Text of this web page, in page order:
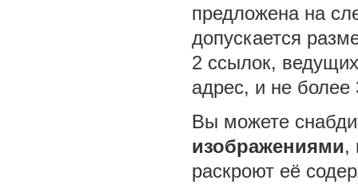
предложена на
допускается
2 ссылок,
адрес, и не более
Вы можете
изображениями,
раскроют её